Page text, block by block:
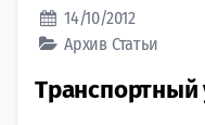
14/10/2012
Архив Статьи
Транспортный